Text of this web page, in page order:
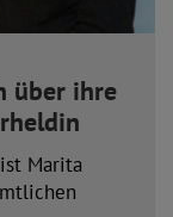
über ihre
Marita